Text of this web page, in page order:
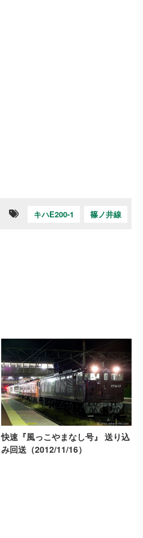
キハE200-1 篠ノ井線
快速『風っこやまなし号』 送り込
み回送（2012/11/16）